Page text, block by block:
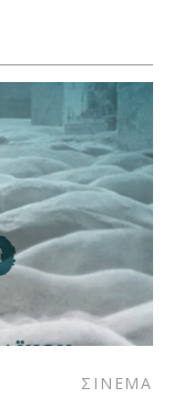
ΣΙΝΕΜΑ